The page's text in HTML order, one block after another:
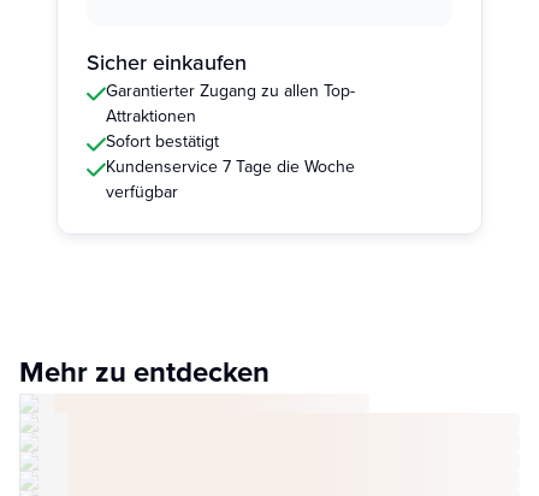
Sicher einkaufen
Garantierter Zugang zu allen Top-
Attraktionen
Sofort bestätigt
Kundenservice 7 Tage die Woche
verfügbar
Mehr zu entdecken